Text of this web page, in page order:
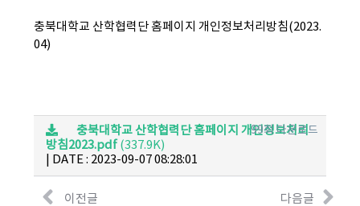
충북대학교 산학협력단 홈페이지 개인정보처리방침(2023.
04)
충북대학교 산학협력단 홈페이지 개인정보처리
방침2023.pdf (337.9K)
99회 다운로드
DATE : 2023-09-07 08:28:01
이전글 다음글